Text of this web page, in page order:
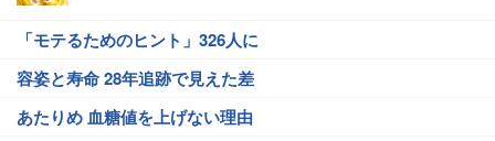
「モテるためのヒント」326人に
容姿と寿命 28年追跡で見えた差
あたりめ 血糖値を上げない理由